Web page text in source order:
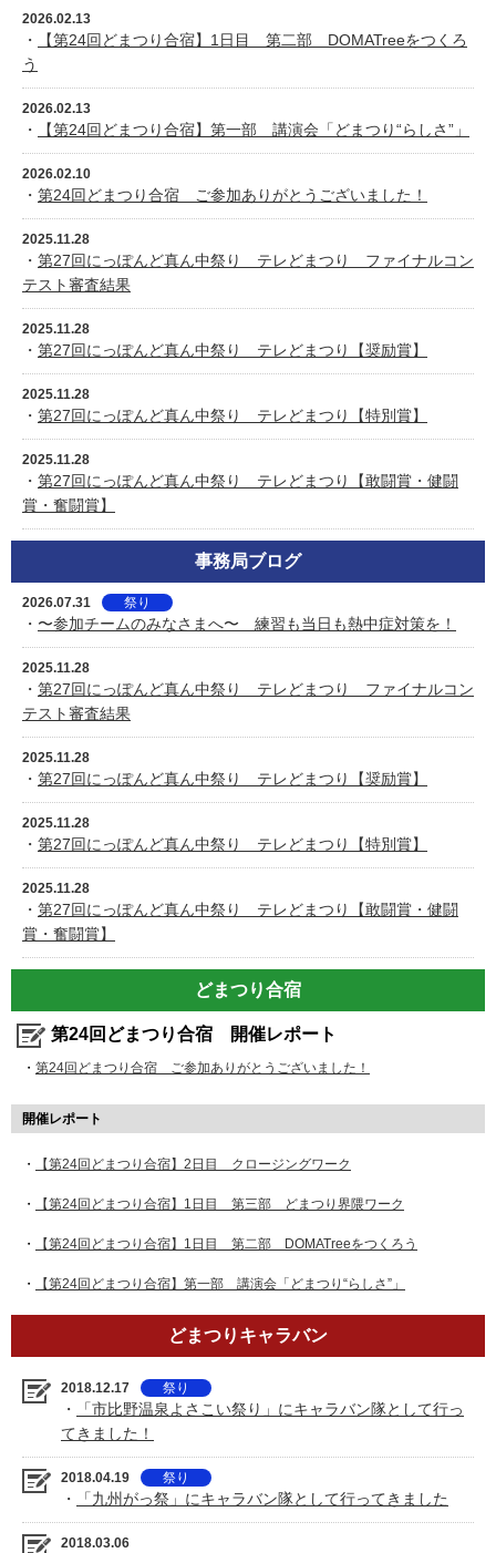
2026.02.13
・
【第24回どまつり合宿】1日目 第二部 DOMATreeをつくろ
う
2026.02.13
・ 【第24回どまつり合宿】第一部 講演会「どまつり“らしさ”」
2026.02.10
・ 第24回どまつり合宿 ご参加ありがとうございました！
2025.11.28
・ 第27回にっぽんど真ん中祭り テレどまつり ファイナルコン
テスト審査結果
2025.11.28
・ 第27回にっぽんど真ん中祭り テレどまつり【奨励賞】
2025.11.28
・ 第27回にっぽんど真ん中祭り テレどまつり【特別賞】
2025.11.28
・ 第27回にっぽんど真ん中祭り テレどまつり【敢闘賞・健闘
賞・奮闘賞】
事務局ブログ
2026.07.31 祭り
・ 〜参加チームのみなさまへ〜 練習も当日も熱中症対策を！
2025.11.28
・ 第27回にっぽんど真ん中祭り テレどまつり ファイナルコン
テスト審査結果
2025.11.28
・ 第27回にっぽんど真ん中祭り テレどまつり【奨励賞】
2025.11.28
・ 第27回にっぽんど真ん中祭り テレどまつり【特別賞】
2025.11.28
・ 第27回にっぽんど真ん中祭り テレどまつり【敢闘賞・健闘
賞・奮闘賞】
どまつり合宿
第24回どまつり合宿 開催レポート
・ 第24回どまつり合宿 ご参加ありがとうございました！
開催レポート
・ 【第24回どまつり合宿】2日目 クロージングワーク
・ 【第24回どまつり合宿】1日目 第三部 どまつり界隈ワーク
・ 【第24回どまつり合宿】1日目 第二部 DOMATreeをつくろう
・ 【第24回どまつり合宿】第一部 講演会「どまつり“らしさ”」
どまつりキャラバン
2018.12.17 祭り
・
「市比野温泉よさこい祭り」にキャラバン隊として行っ
てきました！
2018.04.19 祭り
・ 「九州がっ祭」にキャラバン隊として行ってきました
2018.03.06